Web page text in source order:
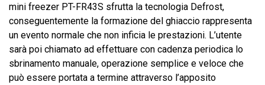
mini freezer PT-FR43S sfrutta la tecnologia Defrost,
conseguentemente la formazione del ghiaccio rappresenta
un evento normale che non inficia le prestazioni. L’utente
sarà poi chiamato ad effettuare con cadenza periodica lo
sbrinamento manuale, operazione semplice e veloce che
può essere portata a termine attraverso l’apposito